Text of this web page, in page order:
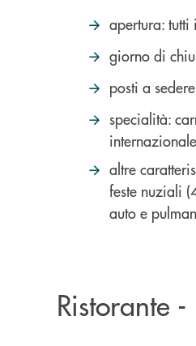
apertura: tutti
giorno di
posti a
specialità:
internazionale
altre
feste nuziali
auto e
Ristorante -